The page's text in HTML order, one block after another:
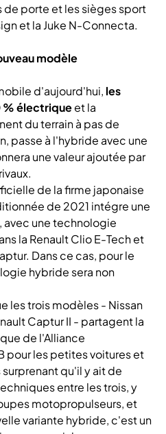
de porte et les sièges sport
et la Juke N-Connecta.
modèle
d'aujourd'hui, les
% électriqueet la
du terrain à pas de
passe à l'hybride avec une
une valeur ajoutée par
de la firme japonaise
de 2021 intégre une
avec une technologie
la Renault Clio E-Tech et
Dans ce cas, pour le
hybride sera non
les trois modèles - Nissan
Captur II - partagent la
de l'Alliance
pour les petites voitures et
surprenant qu'il y ait de
entre les trois, y
motopropulseurs, et
variante hybride, c'est un